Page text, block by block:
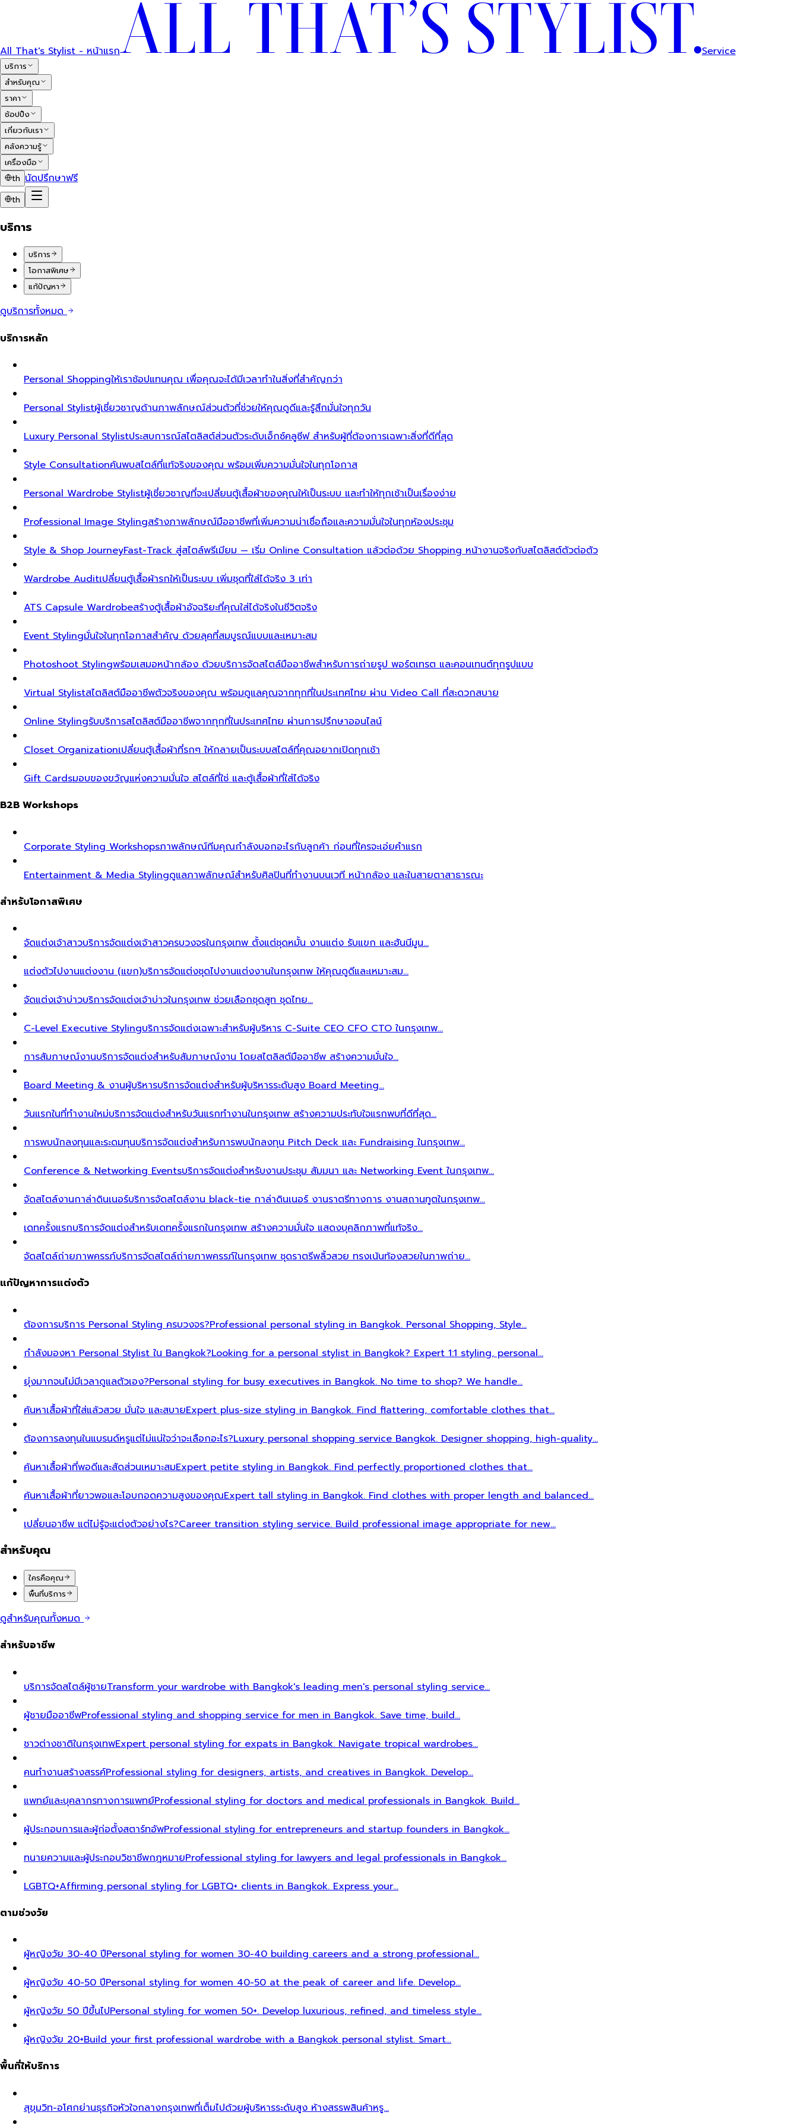
All That's Stylist - หน้าแรก Service
บริการ
สำหรับคุณ
ราคา
ช้อปปิ้ง
เกี่ยวกับเรา
คลังความรู้
เครื่องมือ
th นัดปรึกษาฟรี
th
บริการ
บริการ
โอกาสพิเศษ
แก้ปัญหา
ดูบริการทั้งหมด
บริการหลัก
Personal Shoppingให้เราช้อปแทนคุณ เพื่อคุณจะได้มีเวลาทำในสิ่งที่สำคัญกว่า
Personal Stylistผู้เชี่ยวชาญด้านภาพลักษณ์ส่วนตัวที่ช่วยให้คุณดูดีและรู้สึกมั่นใจทุกวัน
Luxury Personal Stylistประสบการณ์สไตลิสต์ส่วนตัวระดับเอ็กซ์คลูซีฟ สำหรับผู้ที่ต้องการเฉพาะสิ่งที่ดีที่สุด
Style Consultationค้นพบสไตล์ที่แท้จริงของคุณ พร้อมเพิ่มความมั่นใจในทุกโอกาส
Personal Wardrobe Stylistผู้เชี่ยวชาญที่จะเปลี่ยนตู้เสื้อผ้าของคุณให้เป็นระบบ และทำให้ทุกเช้าเป็นเรื่องง่าย
Professional Image Stylingสร้างภาพลักษณ์มืออาชีพที่เพิ่มความน่าเชื่อถือและความมั่นใจในทุกห้องประชุม
Style & Shop JourneyFast-Track สู่สไตล์พรีเมียม — เริ่ม Online Consultation แล้วต่อด้วย Shopping หน้างานจริงกับสไตลิสต์ตัวต่อตัว
Wardrobe Auditเปลี่ยนตู้เสื้อผ้ารกให้เป็นระบบ เพิ่มชุดที่ใส่ได้จริง 3 เท่า
ATS Capsule Wardrobeสร้างตู้เสื้อผ้าอัจฉริยะที่คุณใส่ได้จริงในชีวิตจริง
Event Stylingมั่นใจในทุกโอกาสสำคัญ ด้วยลุคที่สมบูรณ์แบบและเหมาะสม
Photoshoot Stylingพร้อมเสมอหน้ากล้อง ด้วยบริการจัดสไตล์มืออาชีพสำหรับการถ่ายรูป พอร์ตเทรต และคอนเทนต์ทุกรูปแบบ
Virtual Stylistสไตลิสต์มืออาชีพตัวจริงของคุณ พร้อมดูแลคุณจากทุกที่ในประเทศไทย ผ่าน Video Call ที่สะดวกสบาย
Online Stylingรับบริการสไตลิสต์มืออาชีพจากทุกที่ในประเทศไทย ผ่านการปรึกษาออนไลน์
Closet Organizationเปลี่ยนตู้เสื้อผ้าที่รกๆ ให้กลายเป็นระบบสไตล์ที่คุณอยากเปิดทุกเช้า
Gift Cardsมอบของขวัญแห่งความมั่นใจ สไตล์ที่ใช่ และตู้เสื้อผ้าที่ใส่ได้จริง
B2B Workshops
Corporate Styling Workshopsภาพลักษณ์ทีมคุณกำลังบอกอะไรกับลูกค้า ก่อนที่ใครจะเอ่ยคำแรก
Entertainment & Media Stylingดูแลภาพลักษณ์สำหรับศิลปินที่ทำงานบนเวที หน้ากล้อง และในสายตาสาธารณะ
สำหรับโอกาสพิเศษ
จัดแต่งเจ้าสาวบริการจัดแต่งเจ้าสาวครบวงจรในกรุงเทพ ตั้งแต่ชุดหมั้น งานแต่ง รับแขก และฮันนีมูน…
แต่งตัวไปงานแต่งงาน (แขก)บริการจัดแต่งชุดไปงานแต่งงานในกรุงเทพ ให้คุณดูดีและเหมาะสม…
จัดแต่งเจ้าบ่าวบริการจัดแต่งเจ้าบ่าวในกรุงเทพ ช่วยเลือกชุดสูท ชุดไทย…
C-Level Executive Stylingบริการจัดแต่งเฉพาะสำหรับผู้บริหาร C-Suite CEO CFO CTO ในกรุงเทพ…
การสัมภาษณ์งานบริการจัดแต่งสำหรับสัมภาษณ์งาน โดยสไตลิสต์มืออาชีพ สร้างความมั่นใจ…
Board Meeting & งานผู้บริหารบริการจัดแต่งสำหรับผู้บริหารระดับสูง Board Meeting…
วันแรกในที่ทำงานใหม่บริการจัดแต่งสำหรับวันแรกทำงานในกรุงเทพ สร้างความประทับใจแรกพบที่ดีที่สุด…
การพบนักลงทุนและระดมทุนบริการจัดแต่งสำหรับการพบนักลงทุน Pitch Deck และ Fundraising ในกรุงเทพ…
Conference & Networking Eventsบริการจัดแต่งสำหรับงานประชุม สัมมนา และ Networking Event ในกรุงเทพ…
จัดสไตล์งานกาล่าดินเนอร์บริการจัดสไตล์งาน black-tie กาล่าดินเนอร์ งานราตรีทางการ งานสถานทูตในกรุงเทพ…
เดทครั้งแรกบริการจัดแต่งสำหรับเดทครั้งแรกในกรุงเทพ สร้างความมั่นใจ แสดงบุคลิกภาพที่แท้จริง…
จัดสไตล์ถ่ายภาพครรภ์บริการจัดสไตล์ถ่ายภาพครรภ์ในกรุงเทพ ชุดราตรีพลิ้วสวย ทรงเน้นท้องสวยในภาพถ่าย…
แก้ปัญหาการแต่งตัว
ต้องการบริการ Personal Styling ครบวงจร?Professional personal styling in Bangkok. Personal Shopping, Style…
กำลังมองหา Personal Stylist ใน Bangkok?Looking for a personal stylist in Bangkok? Expert 1:1 styling, personal…
ยุ่งมากจนไม่มีเวลาดูแลตัวเอง?Personal styling for busy executives in Bangkok. No time to shop? We handle…
ค้นหาเสื้อผ้าที่ใส่แล้วสวย มั่นใจ และสบายExpert plus-size styling in Bangkok. Find flattering, comfortable clothes that…
ต้องการลงทุนในแบรนด์หรูแต่ไม่แน่ใจว่าจะเลือกอะไร?Luxury personal shopping service Bangkok. Designer shopping, high-quality…
ค้นหาเสื้อผ้าที่พอดีและสัดส่วนเหมาะสมExpert petite styling in Bangkok. Find perfectly proportioned clothes that…
ค้นหาเสื้อผ้าที่ยาวพอและโอบกอดความสูงของคุณExpert tall styling in Bangkok. Find clothes with proper length and balanced…
เปลี่ยนอาชีพ แต่ไม่รู้จะแต่งตัวอย่างไร?Career transition styling service. Build professional image appropriate for new…
สำหรับคุณ
ใครคือคุณ
พื้นที่บริการ
ดูสำหรับคุณทั้งหมด
สำหรับอาชีพ
บริการจัดสไตล์ผู้ชายTransform your wardrobe with Bangkok's leading men's personal styling service…
ผู้ชายมืออาชีพProfessional styling and shopping service for men in Bangkok. Save time, build…
ชาวต่างชาติในกรุงเทพExpert personal styling for expats in Bangkok. Navigate tropical wardrobes…
คนทำงานสร้างสรรค์Professional styling for designers, artists, and creatives in Bangkok. Develop…
แพทย์และบุคลากรทางการแพทย์Professional styling for doctors and medical professionals in Bangkok. Build…
ผู้ประกอบการและผู้ก่อตั้งสตาร์ทอัพProfessional styling for entrepreneurs and startup founders in Bangkok…
ทนายความและผู้ประกอบวิชาชีพกฎหมายProfessional styling for lawyers and legal professionals in Bangkok…
LGBTQ+Affirming personal styling for LGBTQ+ clients in Bangkok. Express your…
ตามช่วงวัย
ผู้หญิงวัย 30-40 ปีPersonal styling for women 30-40 building careers and a strong professional…
ผู้หญิงวัย 40-50 ปีPersonal styling for women 40-50 at the peak of career and life. Develop…
ผู้หญิงวัย 50 ปีขึ้นไปPersonal styling for women 50+. Develop luxurious, refined, and timeless style…
ผู้หญิงวัย 20+Build your first professional wardrobe with a Bangkok personal stylist. Smart…
พื้นที่ให้บริการ
สุขุมวิท-อโศกย่านธุรกิจหัวใจกลางกรุงเทพที่เต็มไปด้วยผู้บริหารระดับสูง ห้างสรรพสินค้าหรู…